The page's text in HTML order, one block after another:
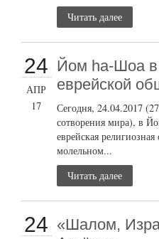
Читать далее
24
АПР
17
Йом ha-Шоа в
еврейской
Сегодня, 24.04.2017
сотворения мира), в
еврейская
молельном...
Читать далее
24 «Шалом,